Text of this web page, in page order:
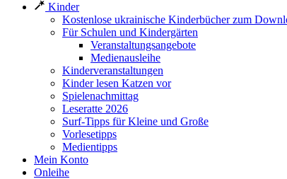
Kinder
Kostenlose ukrainische Kinderbücher zum
Für Schulen und Kindergärten
Veranstaltungsangebote
Medienausleihe
Kinderveranstaltungen
Kinder lesen Katzen vor
Spielenachmittag
Leseratte 2026
Surf-Tipps für Kleine und Große
Vorlesetipps
Medientipps
Mein Konto
Onleihe